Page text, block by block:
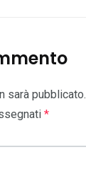
sarà pubblicato.
*